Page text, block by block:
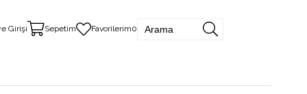
Girişi Sepetim Favorilerim0